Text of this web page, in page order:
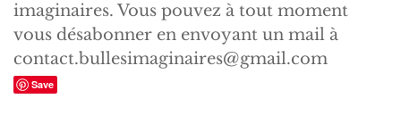
imaginaires. Vous pouvez à tout moment
vous désabonner en envoyant un mail à
contact.bullesimaginaires@gmail.com
Save